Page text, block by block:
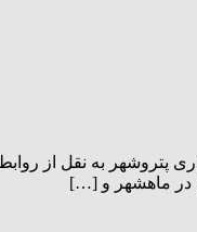
به نقل از
در ماهشهر و […]